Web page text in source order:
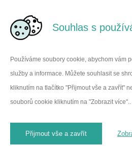
Souhlas s
Používáme soubory cookie, abychom vám
služby a informace. Můžete souhlasit se
kliknutím na tlačítko "Přijmout vše a zavřít"
souborů cookie kliknutím na "Zobrazit více"..
Přijmout vše a zavřít
Autoři Ohlasy na knihu
02
Proč
čemu